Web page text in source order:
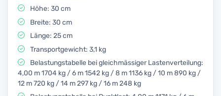
Höhe: 30 cm
Breite: 30 cm
Länge: 25 cm
Transportgewicht: 3,1 kg
Belastungstabelle bei gleichmässiger Lastenverteilung:
4,00 m 1704 kg / 6 m 1542 kg / 8 m 1136 kg / 10 m 890 kg /
12 m 720 kg / 14 m 297 kg / 16 m 248 kg